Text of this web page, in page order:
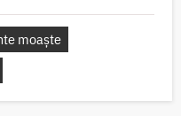
moaște